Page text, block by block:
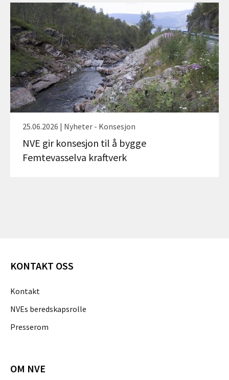
25.06.2026 | Nyheter - Konsesjon
NVE gir konsesjon til å bygge
Femtevasselva kraftverk
KONTAKT OSS
Kontakt
NVEs beredskapsrolle
Presserom
OM NVE